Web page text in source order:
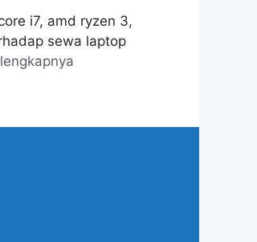
i7, amd ryzen 3,
sewa laptop